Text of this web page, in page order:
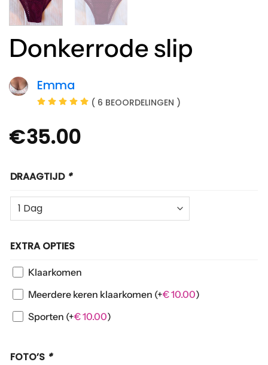
Donkerrode slip
Emma
( 6 BEOORDELINGEN )
€35.00
DRAAGTIJD *
EXTRA OPTIES
Klaarkomen
Meerdere keren klaarkomen (+€10.00)
Sporten (+€10.00)
FOTO’S *